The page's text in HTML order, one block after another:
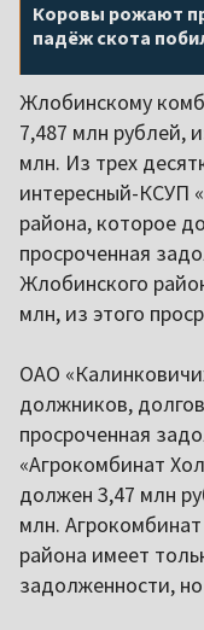
Коровы рожают
падёж скота
Жлобинскому
7,487 млн рублей,
млн. Из трех
интересный-КСУП
района, которое
просроченная
Жлобинского
млн, из этого
ОАО
должников,
просроченная
«Агрокомбинат
должен 3,47 млн
млн.
района имеет
задолженности,